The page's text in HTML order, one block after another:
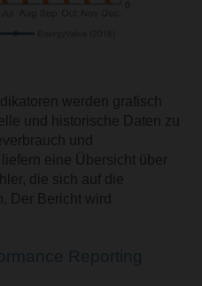
werden grafisch
und historische Daten zu
und
eine Übersicht über
die sich auf die
Der Bericht wird